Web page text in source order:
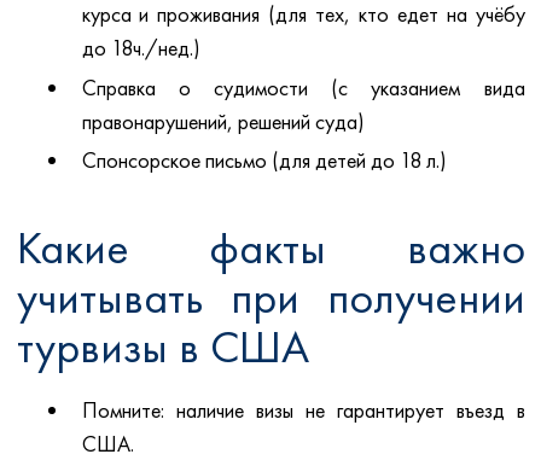
курса и проживания (для тех, кто едет на учёбу
до 18ч./нед.)
Справка о судимости (с указанием вида
правонарушений, решений суда)
Спонсорское письмо (для детей до 18 л.)
Какие факты важно
учитывать при получении
турвизы в США
Помните: наличие визы не гарантирует въезд в
США.